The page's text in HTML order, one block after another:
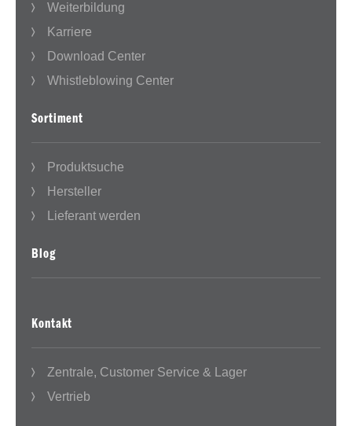
Weiterbildung
Karriere
Download Center
Whistleblowing Center
Sortiment
Produktsuche
Hersteller
Lieferant werden
Blog
Kontakt
Zentrale, Customer Service & Lager
Vertrieb